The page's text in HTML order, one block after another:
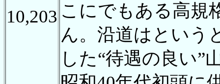
10,203 こにでもある高規
ん。沿道はという
した“待遇の良い”